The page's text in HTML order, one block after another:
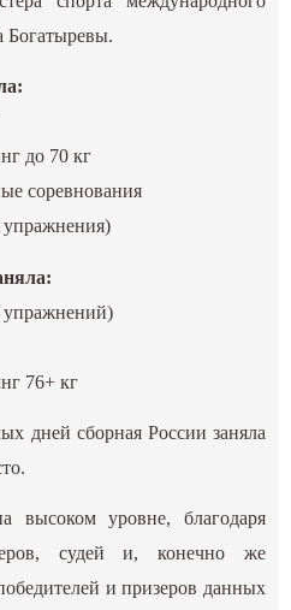
Богатыревы.
до 70 кг
соревнования
упражнения)
упражнений)
76+ кг
дней сборная России заняла
высоком уровне, благодаря
судей и, конечно же
и призеров данных